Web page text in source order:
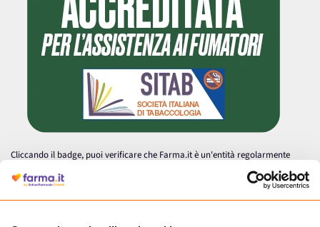
Cliccando il badge, puoi verificare che Farma.it è un'entità regolarmente
autorizzata dal Ministero della Salute a effettuare la vendita online di
medicinali.